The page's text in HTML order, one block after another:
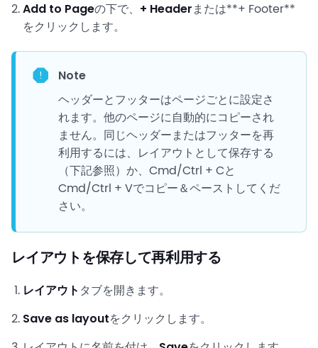
Add to Pageの下で、 + Headerまたは**+ Footer**
をクリックします。
Note
ヘッダーとフッターはページごとに設定さ
れます。他のページに自動的にコピーされ
ません。同じヘッダーまたはフッターを再
利用するには、レイアウトとして保存する
（下記参照）か、Cmd/Ctrl + Cと
Cmd/Ctrl + Vでコピー＆ペーストしてくだ
さい。
レイアウトを保存して再利用する
レイアウト タブを開きます。
Save as layoutをクリックします。